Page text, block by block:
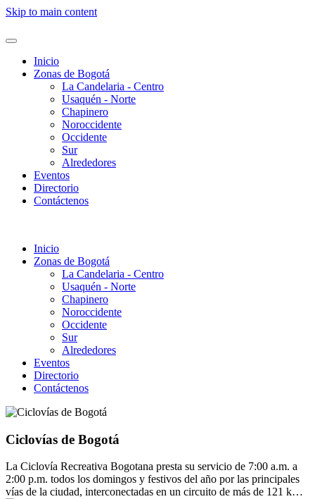
Skip to main content
Inicio
Zonas de Bogotá
La Candelaria - Centro
Usaquén - Norte
Chapinero
Noroccidente
Occidente
Sur
Alrededores
Eventos
Directorio
Contáctenos
Inicio
Zonas de Bogotá
La Candelaria - Centro
Usaquén - Norte
Chapinero
Noroccidente
Occidente
Sur
Alrededores
Eventos
Directorio
Contáctenos
Ciclovías de Bogotá
La Ciclovía Recreativa Bogotana presta su servicio de 7:00 a.m. a
2:00 p.m. todos los domingos y festivos del año por las principales
vías de la ciudad, interconectadas en un circuito de más de 121 k…